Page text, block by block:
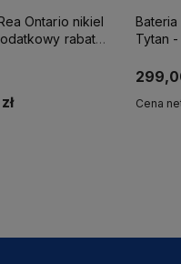
Ontario nikiel
rabat
Tytan
Cena